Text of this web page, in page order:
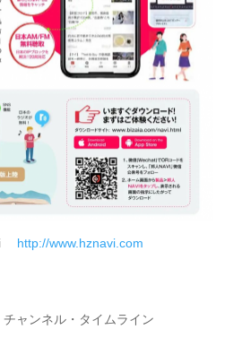
http://www.hznavi.com
チャンネル・タイムライン